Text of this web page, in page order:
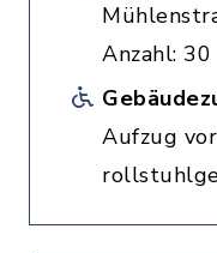
Anzahl: 30
Aufzug